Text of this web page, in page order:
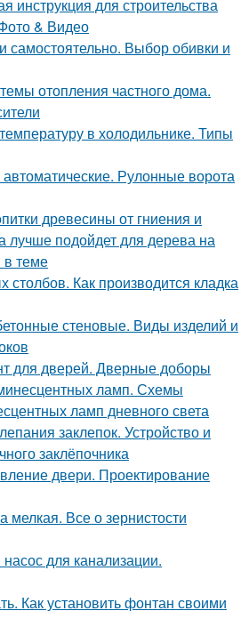
инструкция для строительства
& Видео
самостоятельно. Выбор обивки и
отопления частного дома.
в холодильнике. Типы
Рулонные ворота
древесины от гниения и
лучше подойдет для дерева на
в теме
столбов. Как производится кладка
стеновые. Виды изделий и
для дверей. Дверные доборы
ламп. Схемы
ламп дневного света
заклепок. Устройство и
заклёпочника
двери. Проектирование
мелкая. Все о зернистости
для канализации.
Как установить фонтан своими